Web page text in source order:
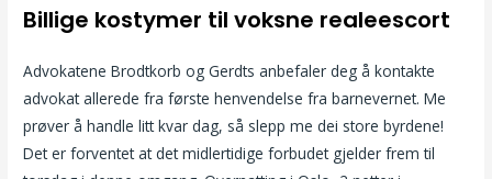
Billige kostymer til voksne realeescort
Advokatene Brodtkorb og Gerdts anbefaler deg å kontakte
advokat allerede fra første henvendelse fra barnevernet. Me
prøver å handle litt kvar dag, så slepp me dei store byrdene!
Det er forventet at det midlertidige forbudet gjelder frem til